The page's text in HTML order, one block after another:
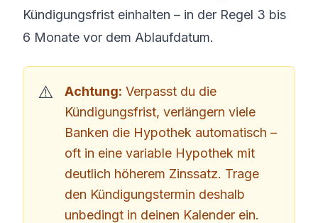
Kündigungsfrist einhalten – in der Regel 3 bis
6 Monate vor dem Ablaufdatum.
Achtung: Verpasst du die
Kündigungsfrist, verlängern viele
Banken die Hypothek automatisch –
oft in eine variable Hypothek mit
deutlich höherem Zinssatz. Trage
den Kündigungstermin deshalb
unbedingt in deinen Kalender ein.